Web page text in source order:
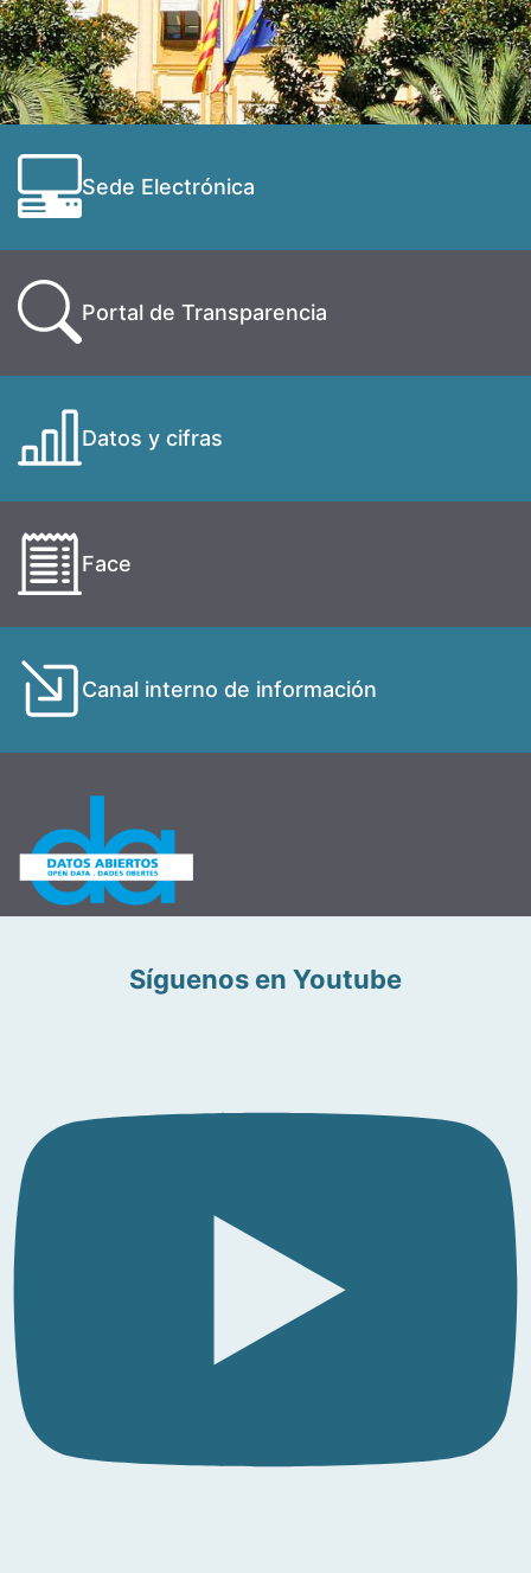
Sede Electrónica
Portal de Transparencia
Datos y cifras
Face
Canal interno de información
Síguenos en Youtube